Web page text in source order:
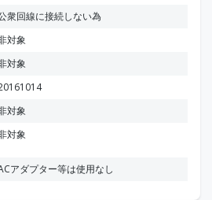
衆回線に接続しない為
対象
対象
対象
対象
アダプター等は使用なし